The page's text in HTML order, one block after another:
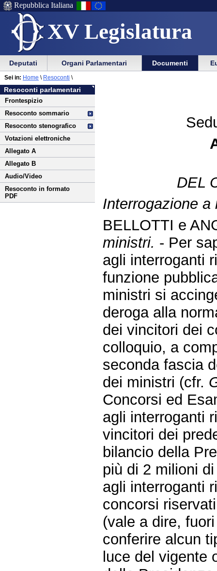
XV Legislatura
Menu
di
ausilio
alla
navigazione
Vai
Menu
di
navigazione
principale
Repubblica Italiana
Menu
di
navigazione
principale
Vai
menu
di
sezione
Deputati Organi Parlamentari Documenti
Vai
al
contenuto
Resoconti parlamentari
Frontespizio
Resoconto sommario
Resoconto stenografico
Votazioni elettroniche
Allegato A
Allegato B
Audio/Video
Resoconto in formato
PDF
Sei in: Home \ Resoconti \
DEL
Interrogazione a
BELLOTTI e
ministri. - Per
agli interroganti
funzione
ministri si
deroga alla
dei vincitori dei
colloquio, a
seconda fascia
dei ministri (cfr.
Concorsi ed
agli interroganti
vincitori dei
bilancio della
più di 2 milioni
agli interroganti
concorsi
(vale a dire,
conferire alcun
luce del vigente